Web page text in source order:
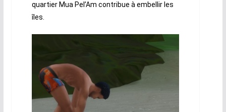
quartier Mua Pel’Am contribue à embellir les
îles.